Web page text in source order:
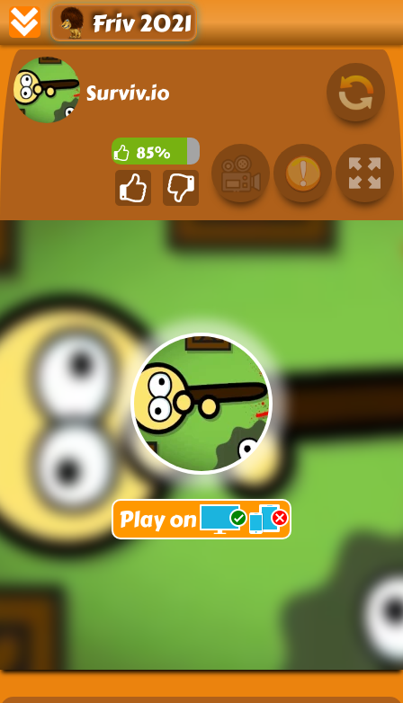
Friv 2021
Surviv.io
85%